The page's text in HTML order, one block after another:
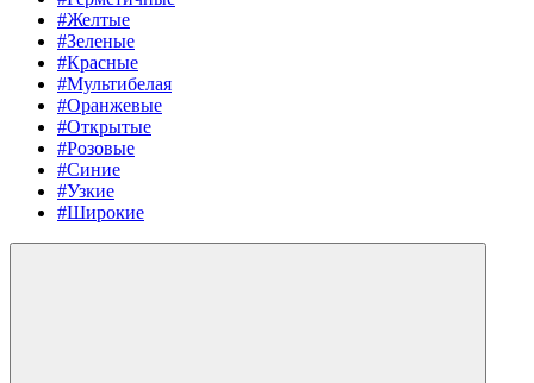
#Желтые
#Зеленые
#Красные
#Мультибелая
#Оранжевые
#Открытые
#Розовые
#Синие
#Узкие
#Широкие